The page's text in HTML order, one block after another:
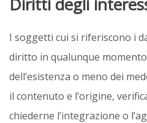
I soggetti cui si riferiscono i
diritto in qualunque
dell’esistenza o meno dei
il contenuto e l’origine,
chiederne l’integrazione o